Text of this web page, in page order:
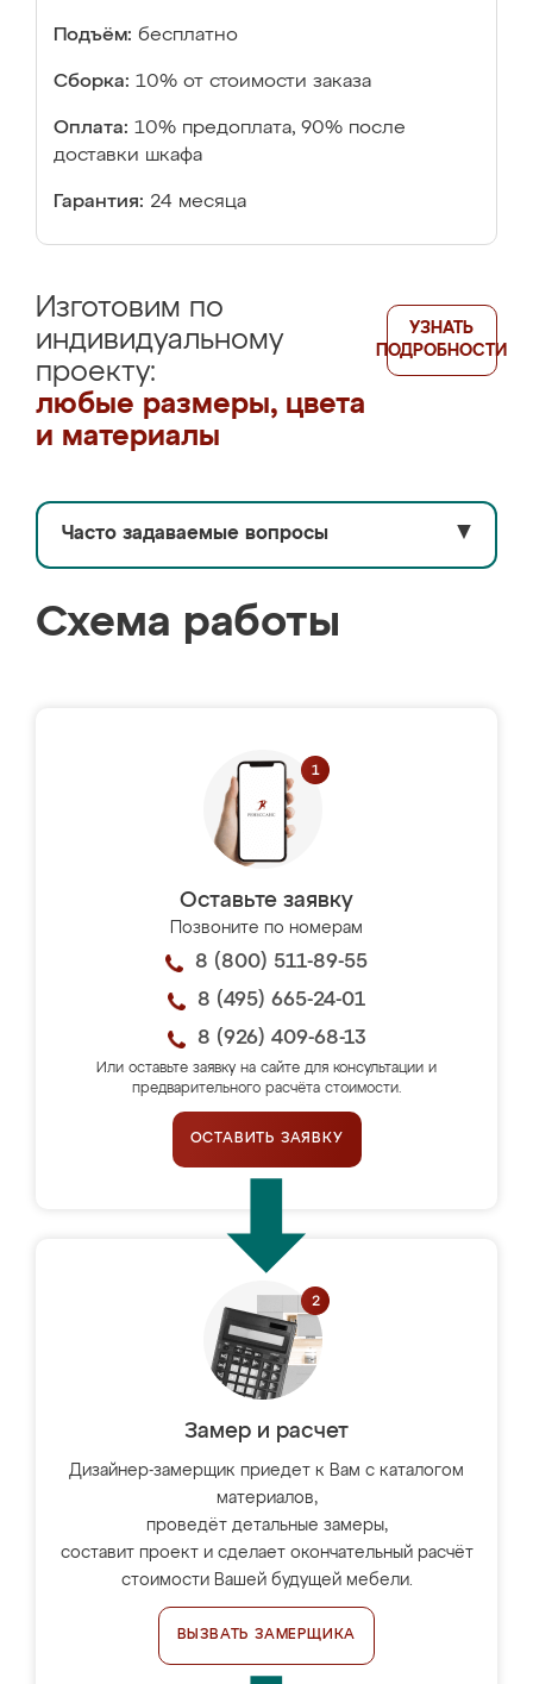
Подъём: бесплатно
Сборка: 10% от стоимости заказа
Оплата: 10% предоплата, 90% после
доставки шкафа
Гарантия: 24 месяца
Изготовим по
индивидуальному
проекту:
любые размеры, цвета
и материалы
УЗНАТЬ
ПОДРОБНОСТИ
Часто задаваемые вопросы ▼
Схема работы
Оставьте заявку
Позвоните по номерам
8 (800) 511-89-55
8 (495) 665-24-01
8 (926) 409-68-13
Или оставьте заявку на сайте для консультации и
предварительного расчёта стоимости.
ОСТАВИТЬ ЗАЯВКУ
Замер и расчет
Дизайнер-замерщик приедет к Вам с каталогом
материалов,
проведёт детальные замеры,
составит проект и сделает окончательный расчёт
стоимости Вашей будущей мебели.
ВЫЗВАТЬ ЗАМЕРЩИКА